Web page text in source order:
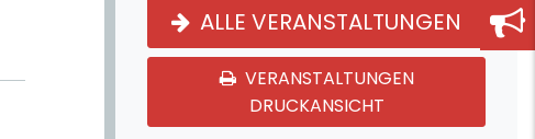
ALLE VERANSTALTUNGEN
VERANSTALTUNGEN
DRUCKANSICHT